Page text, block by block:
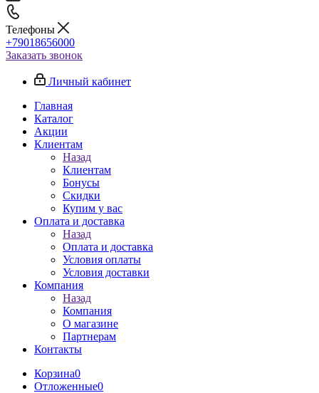
Телефоны
+79018656000
Заказать звонок
Личный кабинет
Главная
Каталог
Акции
Клиентам
Назад
Клиентам
Бонусы
Скидки
Купим у вас
Оплата и доставка
Назад
Оплата и доставка
Условия оплаты
Условия доставки
Компания
Назад
Компания
О магазине
Партнерам
Контакты
Корзина0
Отложенные0